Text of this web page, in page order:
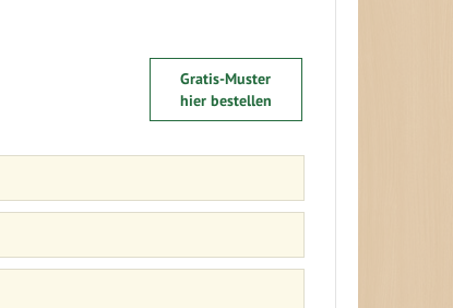
Gratis-Muster
hier bestellen